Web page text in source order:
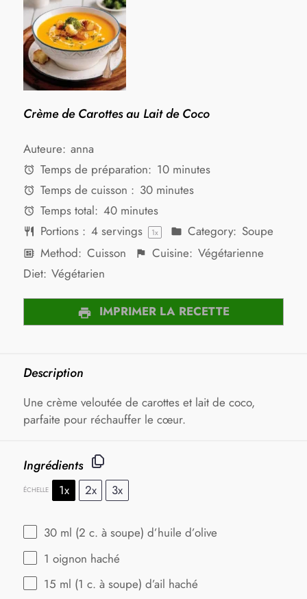
Crème de Carottes au Lait de Coco
Auteure: anna
Temps de préparation: 10 minutes
Temps de cuisson : 30 minutes
Temps total: 40 minutes
Portions : 4servings 1x Category: Soupe
Method: Cuisson Cuisine: Végétarienne
Diet: Végétarien
IMPRIMER LA RECETTE
Description
Une crème veloutée de carottes et lait de coco,
parfaite pour réchauffer le cœur.
Ingrédients
ÉCHELLE 1x 2x 3x
30 ml (2 c. à soupe) d’huile d’olive
1 oignon haché
15 ml (1 c. à soupe) d’ail haché